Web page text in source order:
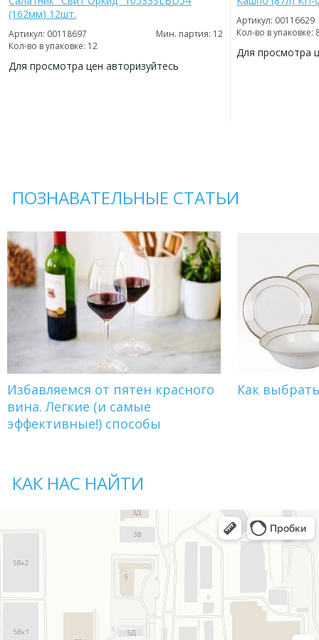
(162мм) 12шт.
Артикул: 00118697
Мин. партия: 12
Кол-во в упаковке: 12
Для просмотра цен авторизуйтесь
Артикул: 00116629
Кол-во в упаковке:
Для просмотра
ПОЗНАВАТЕЛЬНЫЕ СТАТЬИ
Избавляемся от пятен красного
вина. Легкие (и самые
эффективные!) способы
Как
КАК НАС НАЙТИ